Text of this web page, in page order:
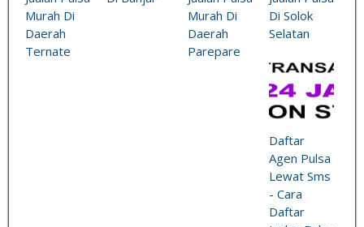
Murah Di
Daerah
Ternate
Murah Di
Daerah
Parepare
Di Solok
Selatan
Daftar
Agen Pulsa
Lewat Sms
- Cara
Daftar